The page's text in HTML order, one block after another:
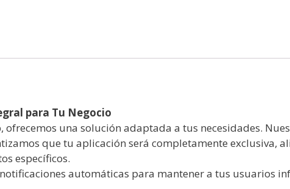
para Tu Negocio
una solución adaptada a tus necesidades.
que tu aplicación será completamente exclusiva,
específicos.
automáticas para mantener a tus usuarios